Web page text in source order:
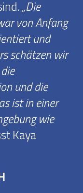
. „Die
von Anfang
und
schätzen wir
und die
ist in einer
wie
Kaya